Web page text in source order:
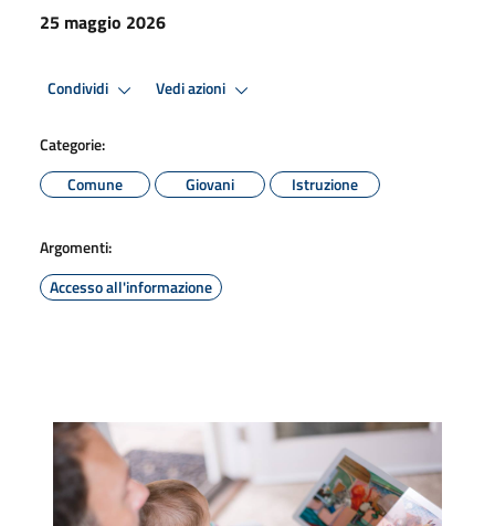
25 maggio 2026
Condividi Vedi azioni
Categorie:
Comune
Giovani Istruzione
Argomenti:
Accesso all'informazione